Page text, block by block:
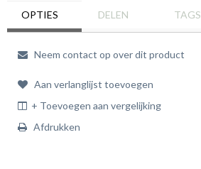
OPTIES DELEN TAGS
Neem contact op over dit product
Aan verlanglijst toevoegen
+ Toevoegen aan vergelijking
Afdrukken